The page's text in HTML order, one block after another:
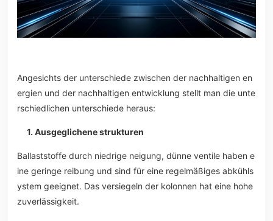
Angesichts der unterschiede zwischen der nachhaltigen en
ergien und der nachhaltigen entwicklung stellt man die unte
rschiedlichen unterschiede heraus:
1. Ausgeglichene strukturen
Ballaststoffe durch niedrige neigung, dünne ventile haben e
ine geringe reibung und sind für eine regelmäßiges abkühls
ystem geeignet. Das versiegeln der kolonnen hat eine hohe
zuverlässigkeit.